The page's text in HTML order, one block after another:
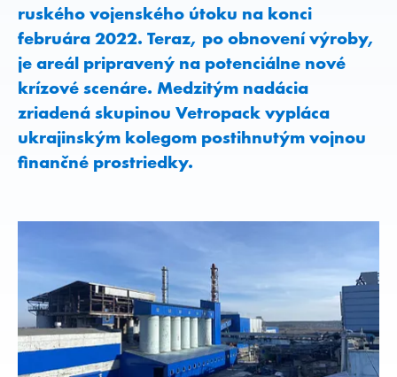
ruského vojenského útoku na konci
februára 2022. Teraz, po obnovení výroby,
je areál pripravený na potenciálne nové
krízové scenáre. Medzitým nadácia
zriadená skupinou Vetropack vypláca
ukrajinským kolegom postihnutým vojnou
finančné prostriedky.